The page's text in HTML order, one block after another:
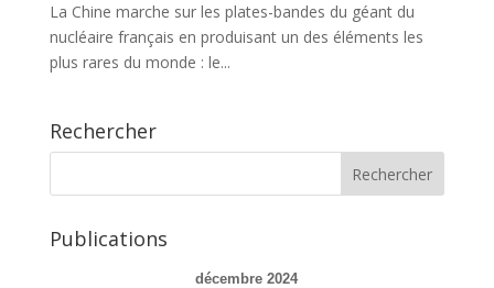
La Chine marche sur les plates-bandes du géant du
nucléaire français en produisant un des éléments les
plus rares du monde : le...
Rechercher
Publications
décembre 2024